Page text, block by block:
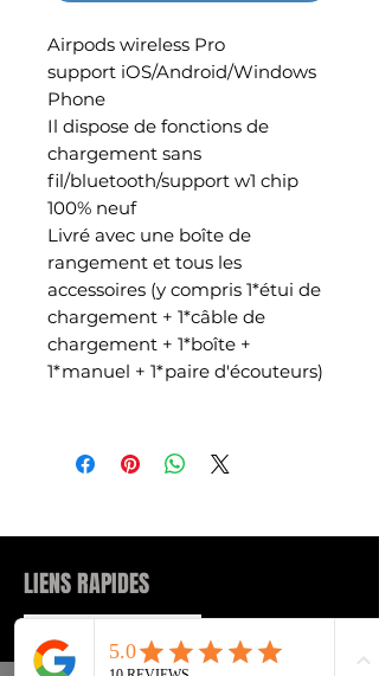
Airpods wireless Pro
support iOS/Android/Windows
Phone
Il dispose de fonctions de
chargement sans
fil/bluetooth/support w1 chip
100% neuf
Livré avec une boîte de
rangement et tous les
accessoires (y compris 1*étui de
chargement + 1*câble de
chargement + 1*boîte +
1*manuel + 1*paire d'écouteurs)
LIENS RAPIDES
Sneakers
FAQs